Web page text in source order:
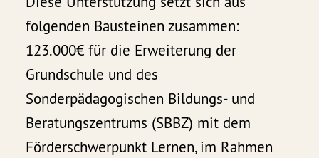
folgenden Bausteinen zusammen:
123.000€ für die Erweiterung der
Grundschule und des
Sonderpädagogischen Bildungs- und
Beratungszentrums (SBBZ) mit dem
Förderschwerpunkt Lernen, im Rahmen